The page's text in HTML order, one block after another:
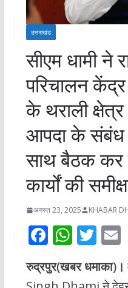
उत्तराखंड
सीएम धामी ने
परिचालन
के थराली
आपदा के संबंध
साथ बैठक कर
कार्यों की
अगस्त 23, 2025 KHABAR
F
e
W
at
T
itt
E
रुद्रपुर(खबर धमाका)।